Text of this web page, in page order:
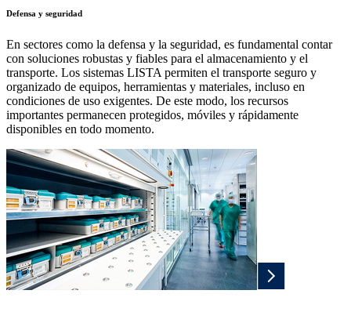
Defensa y seguridad
En sectores como la defensa y la seguridad, es fundamental contar
con soluciones robustas y fiables para el almacenamiento y el
transporte. Los sistemas LISTA permiten el transporte seguro y
organizado de equipos, herramientas y materiales, incluso en
condiciones de uso exigentes. De este modo, los recursos
importantes permanecen protegidos, móviles y rápidamente
disponibles en todo momento.